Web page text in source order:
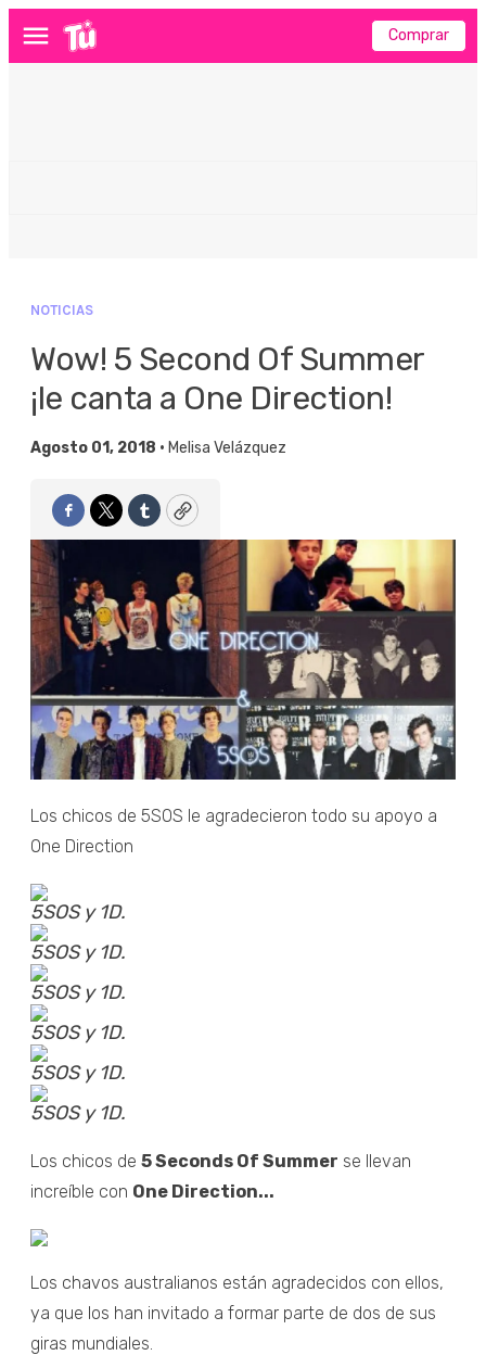
Menú Comprar
NOTICIAS
Wow! 5 Second Of Summer
¡le canta a One Direction!
Agosto 01, 2018 • Melisa Velázquez
Facebook
TwitterTumblrCopy
Los chicos de 5SOS le agradecieron todo su apoyo a
One Direction
5SOS y 1D.
5SOS y 1D.
5SOS y 1D.
5SOS y 1D.
5SOS y 1D.
5SOS y 1D.
Los chicos de 5 Seconds Of Summer se llevan
increíble con One Direction...
Los chavos australianos están agradecidos con ellos,
ya que los han invitado a formar parte de dos de sus
giras mundiales.